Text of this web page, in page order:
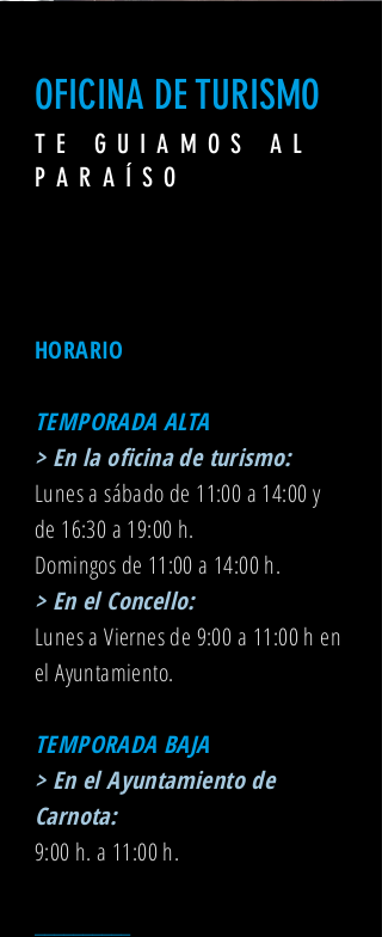
OFICINA DE TURISMO
TE GUIAMOS AL
PARAÍSO
HORARIO
TEMPORADA ALTA
> En la oficina de turismo:
Lunes a sábado de 11:00 a 14:00 y
de 16:30 a 19:00 h.
Domingos de 11:00 a 14:00 h.
> En el Concello:
Lunes a Viernes de 9:00a 11:00 h en
el Ayuntamiento.
TEMPORADA BAJA
> En el Ayuntamiento de
Carnota:
9:00 h. a 11:00 h.